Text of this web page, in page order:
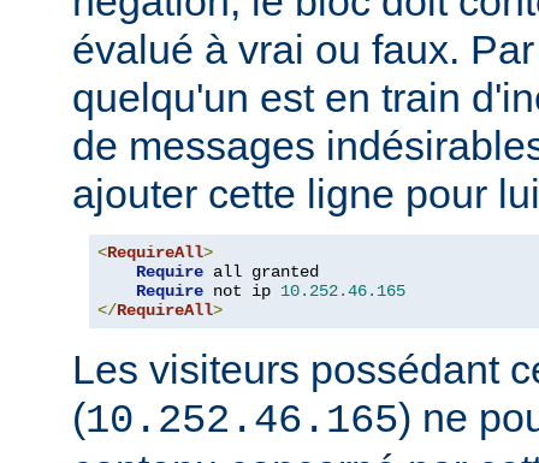
évalué à vrai ou faux.
quelqu'un est en train
de messages
ajouter cette ligne pour
<RequireAll>
Require all granted
Require not ip 10.252.46.165
</RequireAll>
Les visiteurs possédant
(10.252.46.165) ne